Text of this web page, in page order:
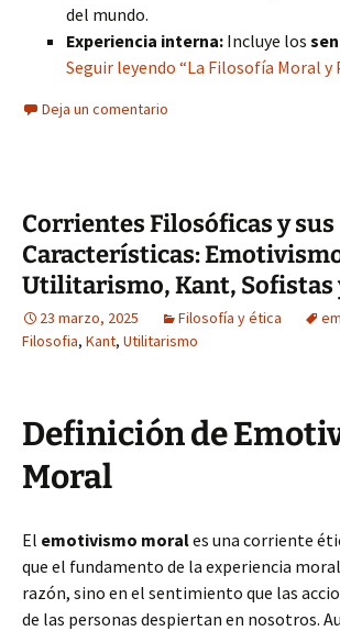
del mundo.
Experiencia interna: Incluye los
Seguir leyendo “La Filosofía Moral
Deja un comentario
Corrientes Filosóficas y sus
Características:
Utilitarismo, Kant, Sofistas
23 marzo, 2025 Filosofía y ética
Filosofia, Kant, Utilitarismo
Definición de
Moral
El emotivismo morales una corriente
que el fundamento de la experiencia
razón, sino en el sentimiento que las
de las personas despiertan en nosotros.